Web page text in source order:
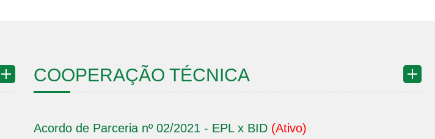
COOPERAÇÃO TÉCNICA
Acordo de Parceria nº 02/2021 - EPL x BID (Ativo)